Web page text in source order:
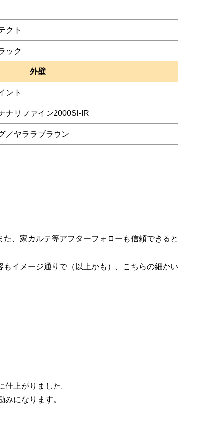
クト
ック
外壁
ント
ナリファイン2000Si-IR
／ヤララブラウン
、家カルテ等アフターフォローも信頼できると
イメージ通りで（以上かも）、こちらの細かい
上がりました。
になります。